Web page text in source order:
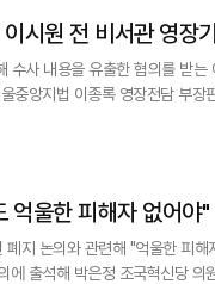
시원 전 비서관 영장
수사 내용을 유출한 혐의를 받
심사)을 진행한 뒤 기각 결정을 내렸다. 이
억울한 피해자 없어야"
지 논의와 관련해 "억울한 피해자
출석해 박은정 조국혁신당 의